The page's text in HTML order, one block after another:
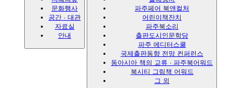
문화행사
공간 · 대관
자료실
안내
파주페어 북앤컬처
어린이책잔치
파주북소리
출판도시인문학당
파주 에디터스쿨
국제출판동향 전망 컨퍼런스
동아시아 책의 교류 · 파주북어워드
북시티 그림책 어워드
그 외